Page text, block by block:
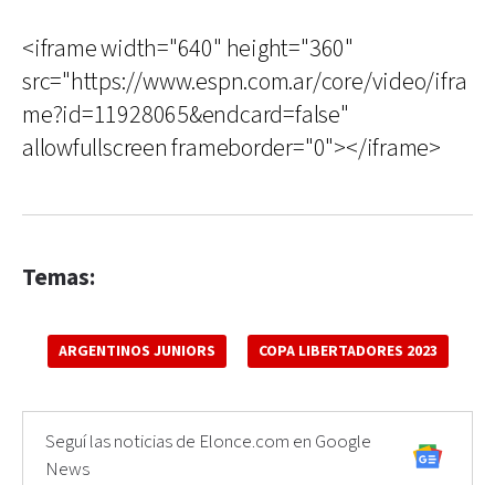
<iframe width="640" height="360"
src="https://www.espn.com.ar/core/video/ifra
me?id=11928065&endcard=false"
allowfullscreen frameborder="0"></iframe>
Temas:
ARGENTINOS JUNIORS COPA LIBERTADORES 2023
Seguí las noticias de Elonce.com en Google
News